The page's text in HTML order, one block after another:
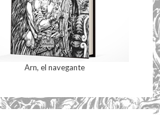
Arn, el navegante